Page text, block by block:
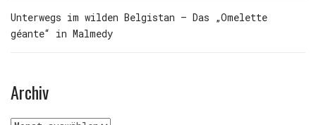
Unterwegs im wilden Belgistan – Das „Omelette
géante“ in Malmedy
Archiv